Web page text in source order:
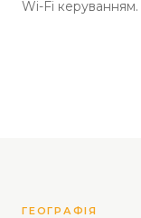
Wi-Fi керуванням.
ГЕОГРАФІЯ